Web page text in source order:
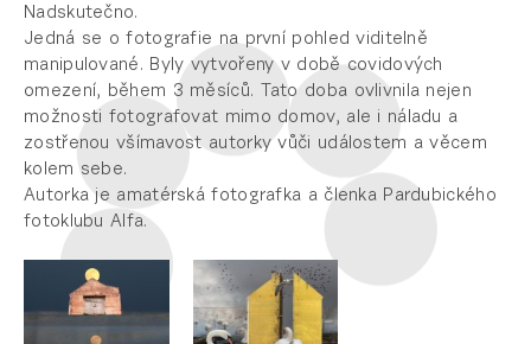
Nadskutečno.
Jedná se o fotografie na první pohled viditelně
manipulované. Byly vytvořeny v době covidových
omezení, během 3 měsíců. Tato doba ovlivnila nejen
možnosti fotografovat mimo domov, ale i náladu a
zostřenou všímavost autorky vůči událostem a věcem
kolem sebe.
Autorka je amatérská fotografka a členka Pardubického
fotoklubu Alfa.